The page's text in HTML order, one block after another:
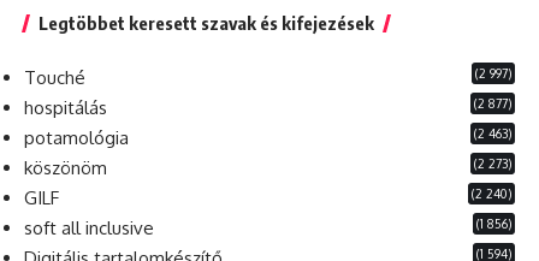
Legtöbbet keresett szavak és kifejezések
Touché (2 997)
hospitálás (2 877)
potamológia (2 463)
köszönöm (2 273)
GILF (2 240)
soft all inclusive (1 856)
(1 594)